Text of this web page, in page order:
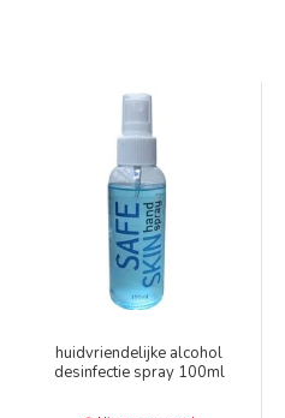
huidvriendelijke alcohol
desinfectie spray 100ml